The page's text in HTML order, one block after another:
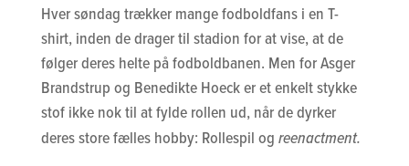
Hver søndag trækker mange fodboldfans i en T-
shirt, inden de drager til stadion for at vise, at de
følger deres helte på fodboldbanen. Men for Asger
Brandstrup og Benedikte Hoeck er et enkelt stykke
stof ikke nok til at fylde rollen ud, når de dyrker
deres store fælles hobby: Rollespil og reenactment.